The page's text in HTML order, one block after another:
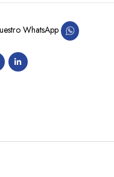
WhatsApp